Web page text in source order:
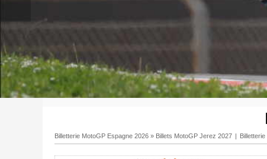
Billetterie MotoGP Espagne 2026 » Billets MotoGP Jerez 2027 |